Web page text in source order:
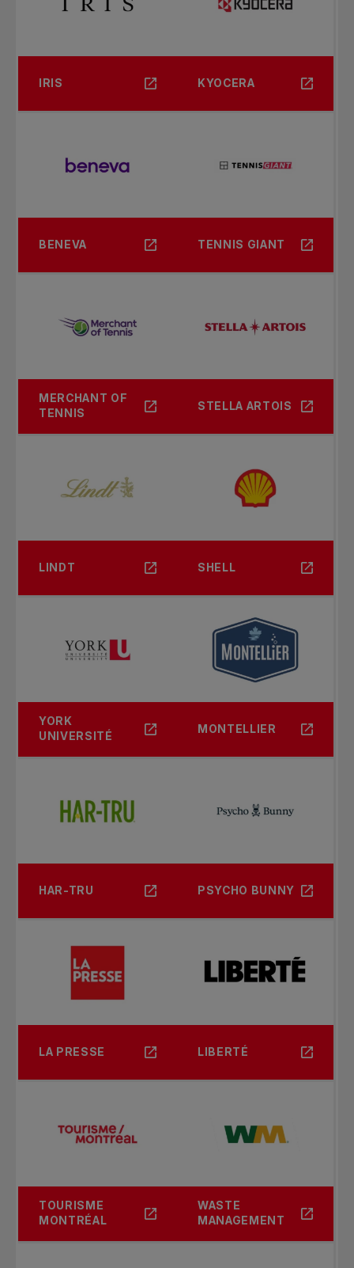
IRIS KYOCERA
BENEVA TENNIS GIANT
MERCHANT OF
TENNIS
STELLA ARTOIS
LINDT SHELL
YORK
UNIVERSITÉ
MONTELLIER
HAR-TRU PSYCHO BUNNY
LA PRESSE LIBERTÉ
TOURISME
MONTRÉAL
WASTE
MANAGEMENT